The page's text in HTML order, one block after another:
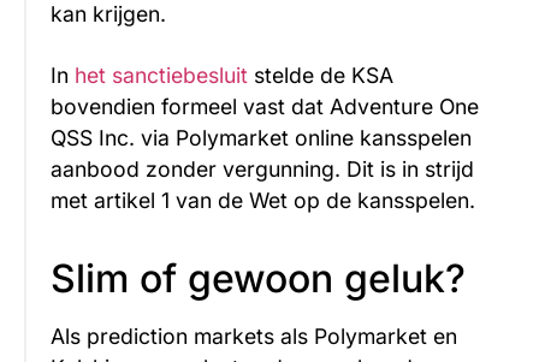
kan krijgen.
In het sanctiebesluit stelde de KSA
bovendien formeel vast dat Adventure One
QSS Inc. via Polymarket online kansspelen
aanbood zonder vergunning. Dit is in strijd
met artikel 1 van de Wet op de kansspelen.
Slim of gewoon geluk?
Als prediction markets als Polymarket en